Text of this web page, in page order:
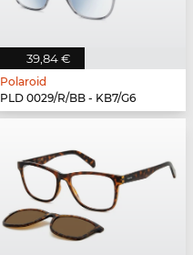
39,84 €
Polaroid
PLD 0029/R/BB - KB7/G6